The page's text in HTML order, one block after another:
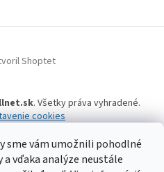
sme vám umožnili pohodlné
vďaka analýze neustále
Shoptet
. Všetky práva vyhradené.
cookies
WELLNET, s.r.o.,IČO: 36484610,